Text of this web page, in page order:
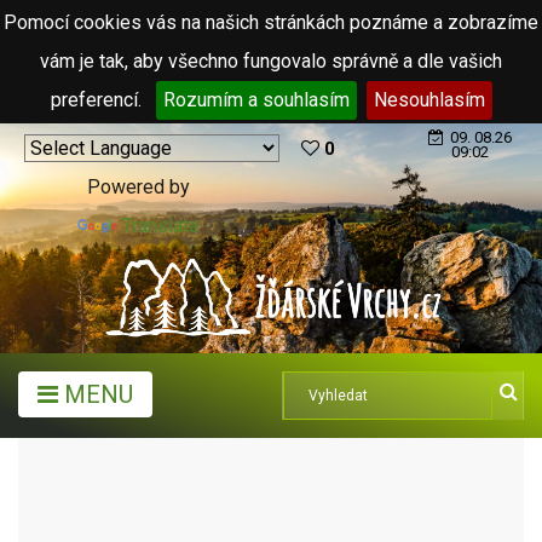
Pomocí cookies vás na našich stránkách poznáme a zobrazíme
vám je tak, aby všechno fungovalo správně a dle vašich
preferencí.
Rozumím a souhlasím Nesouhlasím
Powered by
Translate
0
09. 08.26
09:02
MENU